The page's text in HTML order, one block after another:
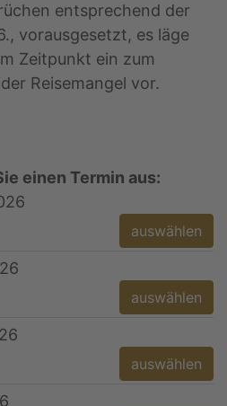
entsprechend der
vorausgesetzt, es läge
Zeitpunkt ein zum
Reisemangel vor.
einen Termin aus:
auswählen
auswählen
auswählen